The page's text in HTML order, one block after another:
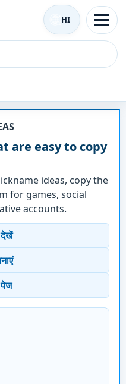
HI
are easy to copy
ideas, copy the
for games, social
accounts.